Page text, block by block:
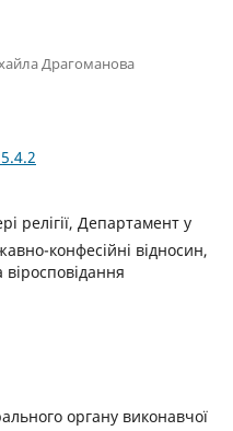
Драгоманова
релігії, Департамент у
конфесійні відносин,
віросповідання
органу виконавчої